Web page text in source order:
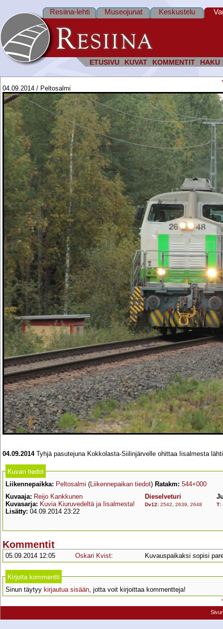
ETUSIVU KUVAT KOMMENTIT HAKU
Resiina-lehti Museojunat Keskustelu
04.09.2014 / Peltosalmi
04.09.2014Tyhjä pasutejuna Kokkolasta-Siilinjärvelle ohittaa Iisalmesta
Kuvan tiedot
Liikennepaikka: Peltosalmi (Liikennepaikan tiedot) Ratakm: 544+000
Kuvaaja: Reijo Kankkunen
Kuvasarja: Kuvia Kiuruvedeltä ja Iisalmesta!
Lisätty: 04.09.2014 23:22
Dieselveturi
Dv12: 2542 2639 2648 T:
Kommentit
05.09.2014 12:05 Oskari Kvist: Kuvauspaikaksi sopisi
Kirjoita kommentti
Sinun täytyy kirjautua sisään, jotta voit kirjoittaa kommentteja!